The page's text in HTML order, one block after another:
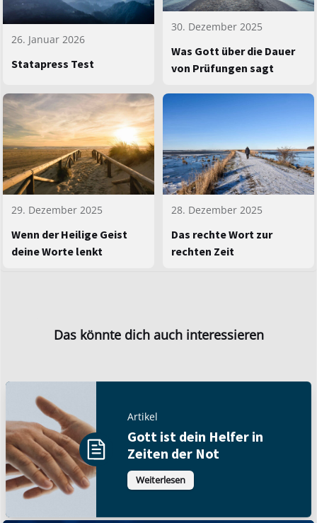
26. Januar 2026
Statapress Test
30. Dezember 2025
Was Gott über die Dauer
von Prüfungen sagt
29. Dezember 2025
Wenn der Heilige Geist
deine Worte lenkt
28. Dezember 2025
Das rechte Wort zur
rechten Zeit
Das könnte dich auch interessieren
Artikel
Gott ist dein Helfer in
Zeiten der Not
Weiterlesen